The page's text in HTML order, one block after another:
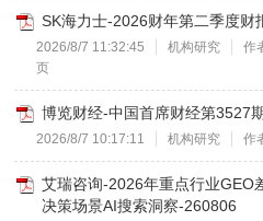
SK海力士-2026财年第二季度财
2026/8/7 11:32:45 机构研究 作
页
博览财经-中国首席财经第3527
2026/8/7 10:17:11 机构研究 作
艾瑞咨询-2026年重点行业GEO
决策场景AI搜索洞察-260806